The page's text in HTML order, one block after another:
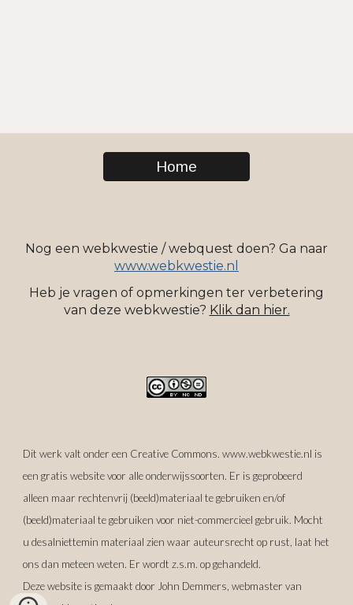
Home
Nog een webkwestie / webquest doen? Ga naar
www.webkwestie.nl
Heb je vragen of opmerkingen ter verbetering
van deze webkwestie? Klik dan hier.
Dit werk valt onder een Creative Commons. www.webkwestie.nl is
een gratis website voor alle onderwijssoorten. Er is geprobeerd
alleen maar rechtenvrij (beeld)materiaal te gebruiken en/of
(beeld)materiaal te gebruiken voor niet-commercieel gebruik. Mocht
u desalniettemin materiaal zien waar auteursrecht op rust, laat het
ons dan meteen weten. Er wordt z.s.m. op gehandeld.
Deze website is gemaakt door John Demmers, webmaster van